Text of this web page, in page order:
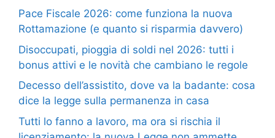
Pace Fiscale 2026: come funziona la nuova
Rottamazione (e quanto si risparmia davvero)
Disoccupati, pioggia di soldi nel 2026: tutti i
bonus attivi e le novità che cambiano le regole
Decesso dell’assistito, dove va la badante: cosa
dice la legge sulla permanenza in casa
Tutti lo fanno a lavoro, ma ora si rischia il